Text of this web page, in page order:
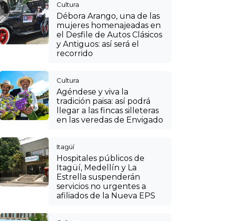
Cultura
Débora Arango, una de las
mujeres homenajeadas en
el Desfile de Autos Clásicos
y Antiguos: así será el
recorrido
Cultura
Agéndese y viva la
tradición paisa: así podrá
llegar a las fincas silleteras
en las veredas de Envigado
Itagüí
Hospitales públicos de
Itagüí, Medellín y La
Estrella suspenderán
servicios no urgentes a
afiliados de la Nueva EPS